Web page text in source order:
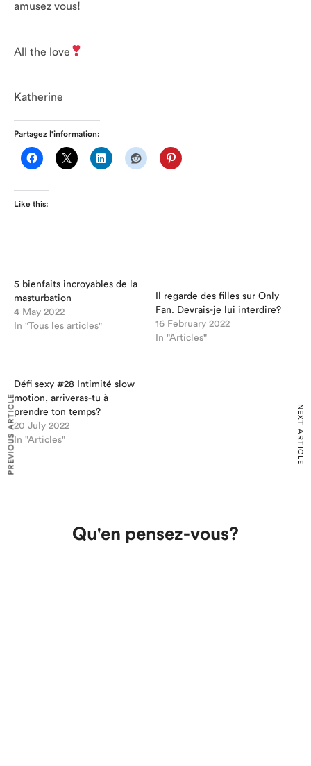
amusez vous!
All the love
Katherine
Partagez l'information:
Like this:
5 bienfaits incroyables de la
masturbation
4 May 2022
In "Tous les articles"
Il regarde des filles sur Only
Fan. Devrais-je lui interdire?
16 February 2022
In "Articles"
Défi sexy #28 Intimité slow
motion, arriveras-tu à
prendre ton temps?
20 July 2022
In "Articles"
Qu'en pensez-vous?
PREVIOUS ARTICLE NEXT ARTICLE